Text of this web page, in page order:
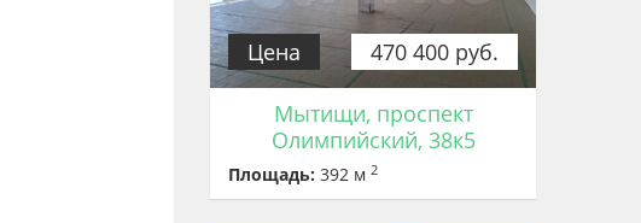
470 400 руб.
Цена
Мытищи, проспект
Олимпийский, 38к5
Площадь: 392 м 2